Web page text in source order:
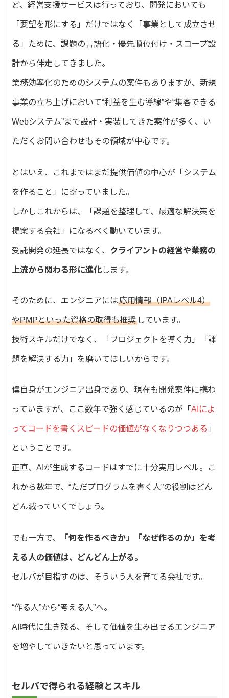
ど、経営支援サービスは行っており、開発においても
「要望を形にする」だけではなく「事業として成立させ
る」ために、課題の言語化・優先順位付け・スコープ設
計から伴走してきました。
業務効率化のためのシステムの案件もありますが、新規
事業の立ち上げにおいて“利益を生む導線”や“集客できる
Webシステム”まで設計・実装してきた案件が多く、い
ただくお問い合わせもその領域が中心です。
とはいえ、これまではまだ提供価値の中心が「システム
を作ること」に寄っていました。
しかしこれからは、「課題を整理して、最適な解決策を
提案する会社」になるべく動いています。
受託開発の延長ではなく、 クライアントの経営や業務の
上流から関わる形に進化します。
そのために、エンジニアには応用情報（IPAレベル4）
やPMPといった資格の取得も推奨 しています。
技術スキルだけでなく、「プロジェクトを導く力」「課
題を解決する力」を磨いてほしいからです。
僕自身がエンジニア出身であり、現在も開発案件に携わ
っていますが、ここ数年で強く感じているのが「AIによ
ってコードを書くスピードの価値がなくなりつつある 」
ということです。
正直、AIが生成するコードはすでに十分実用レベル。こ
れから数年で、“ただプログラムを書く人”の役割はどん
どん減っていくでしょう。
でも一方で、 「何を作るべきか」「なぜ作るのか」を考
える人の価値は、どんどん上がる。
セルバが目指すのは、そういう人を育てる会社です。
“作る人”から“考える人”へ。
AI時代に生き残る、そして価値を生み出せるエンジニア
を増やしていきたいと思っています。
セルバで得られる経験とスキル